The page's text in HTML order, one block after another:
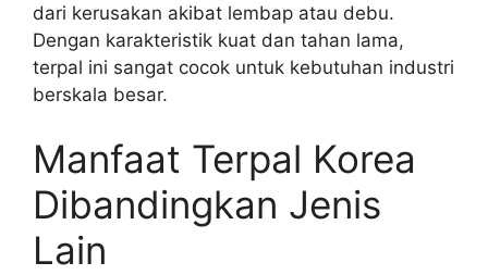
dari kerusakan akibat lembap atau debu.
Dengan karakteristik kuat dan tahan lama,
terpal ini sangat cocok untuk kebutuhan industri
berskala besar.
Manfaat Terpal Korea
Dibandingkan Jenis
Lain